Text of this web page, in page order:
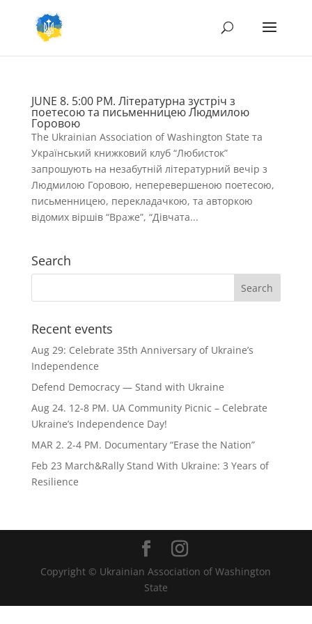
JUNE 8. 5:00 PM. Літературна зустріч з
поетесою та письменницею Людмилою
Горовою
The Ukrainian Association of Washington State та
Український книжковий клуб “Любисток”
запрошують на незабутній літературний вечір з
Людмилою Горовою, неперевершеною поетесою,
письменницею, перекладачкою, та авторкою
відомих віршів “Враже”, “Дівчата...
Search
Recent events
Aug 29: Celebrate 35th Anniversary of Ukraine’s
Independence
Defend Democracy — Stand with Ukraine
Aug 24. 12-8 PM. UA Community Picnic – Celebrate
Ukraine’s Independence Day!
MAR 2. 2-4 PM. Documentary “Erase the Nation”
Feb 23 March&Rally Stand With Ukraine: 3 Years of
Resilience
Copyright © Ukrainian Association of Washington
State